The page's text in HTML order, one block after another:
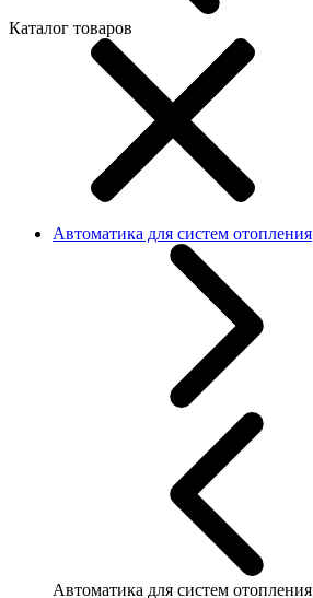
Каталог товаров
Автоматика для систем отопления
Автоматика для систем отопления